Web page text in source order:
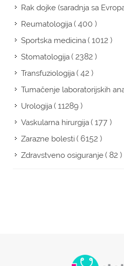
Rak dojke (saradnja sa
Reumatologija( 400 )
Sportska medicina( 1012 )
Stomatologija( 2382 )
Transfuziologija( 42 )
Tumačenje laboratorijskih
Urologija( 11289 )
Vaskularna hirurgija( 177 )
Zarazne bolesti( 6152 )
Zdravstveno osiguranje( 82 )